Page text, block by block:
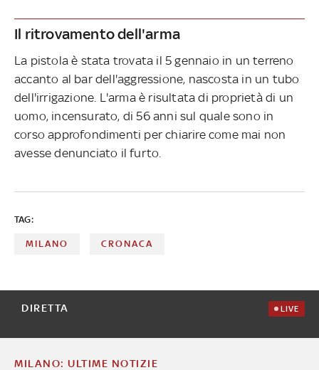
Il ritrovamento dell'arma
La pistola è stata trovata il 5 gennaio in un terreno
accanto al bar dell'aggressione, nascosta in un tubo
dell'irrigazione. L'arma è risultata di proprietà di un
uomo, incensurato, di 56 anni sul quale sono in
corso approfondimenti per chiarire come mai non
avesse denunciato il furto.
TAG:
MILANO CRONACA
DIRETTA LIVE
MILANO: ULTIME NOTIZIE